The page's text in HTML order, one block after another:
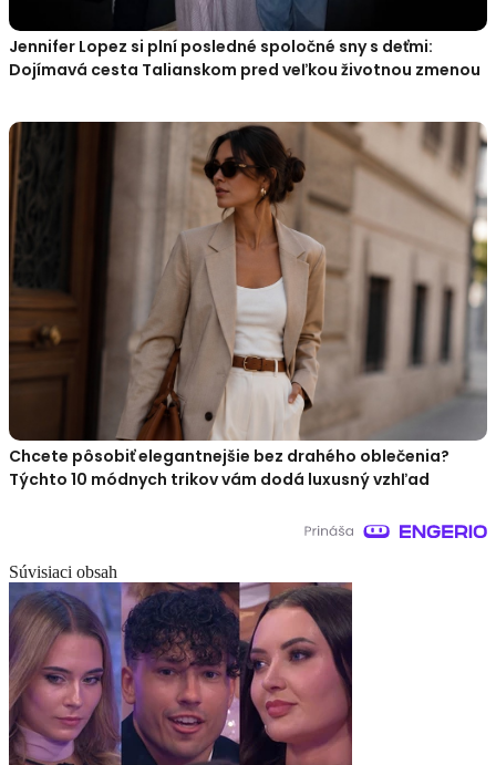
Jennifer Lopez si plní posledné spoločné sny s deťmi:
Dojímavá cesta Talianskom pred veľkou životnou zmenou
Chcete pôsobiť elegantnejšie bez drahého oblečenia?
Týchto 10 módnych trikov vám dodá luxusný vzhľad
Súvisiaci obsah